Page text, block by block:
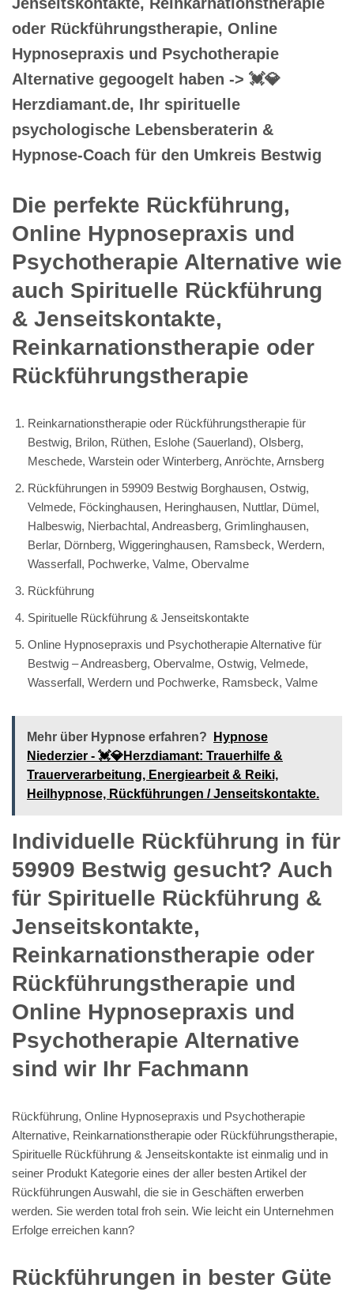
oder Rückführungstherapie, Online
Hypnosepraxis und Psychotherapie
Alternative gegoogelt haben -> 💓️💎
Herzdiamant.de, Ihr spirituelle
psychologische Lebensberaterin &
Hypnose-Coach für den Umkreis Bestwig
Die perfekte Rückführung,
Online Hypnosepraxis und
Psychotherapie Alternative wie
auch Spirituelle Rückführung
& Jenseitskontakte,
Reinkarnationstherapie oder
Rückführungstherapie
Reinkarnationstherapie oder Rückführungstherapie für
Bestwig, Brilon, Rüthen, Eslohe (Sauerland), Olsberg,
Meschede, Warstein oder Winterberg, Anröchte, Arnsberg
Rückführungen in 59909 Bestwig Borghausen, Ostwig,
Velmede, Föckinghausen, Heringhausen, Nuttlar, Dümel,
Halbeswig, Nierbachtal, Andreasberg, Grimlinghausen,
Berlar, Dörnberg, Wiggeringhausen, Ramsbeck, Werdern,
Wasserfall, Pochwerke, Valme, Obervalme
Rückführung
Spirituelle Rückführung & Jenseitskontakte
Online Hypnosepraxis und Psychotherapie Alternative für
Bestwig – Andreasberg, Obervalme, Ostwig, Velmede,
Wasserfall, Werdern und Pochwerke, Ramsbeck, Valme
Mehr über Hypnose erfahren?
Hypnose
Niederzier - 💓️💎Herzdiamant: Trauerhilfe &
Trauerverarbeitung, Energiearbeit & Reiki,
Heilhypnose, Rückführungen / Jenseitskontakte.
Individuelle Rückführung in für
59909 Bestwig gesucht? Auch
für Spirituelle Rückführung &
Jenseitskontakte,
Reinkarnationstherapie oder
Rückführungstherapie und
Online Hypnosepraxis und
Psychotherapie Alternative
sind wir Ihr Fachmann
Rückführung, Online Hypnosepraxis und Psychotherapie
Alternative, Reinkarnationstherapie oder Rückführungstherapie,
Spirituelle Rückführung & Jenseitskontakte ist einmalig und in
seiner Produkt Kategorie eines der aller besten Artikel der
Rückführungen Auswahl, die sie in Geschäften erwerben
werden. Sie werden total froh sein. Wie leicht ein Unternehmen
Erfolge erreichen kann?
Rückführungen in bester Güte